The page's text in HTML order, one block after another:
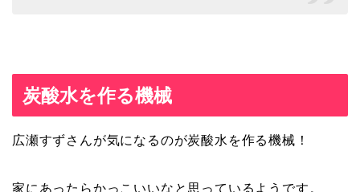
炭酸水を作る機械
広瀬すずさんが気になるのが炭酸水を作る機械！
家にあったらかっこいいなと思っているようです。